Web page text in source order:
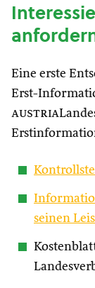
Eine erste
Erst-
austria
seinen